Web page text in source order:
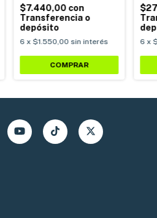
$7.440,00 con
Transferencia o
depósito
6 x $1.550,00 sin interés 6 x